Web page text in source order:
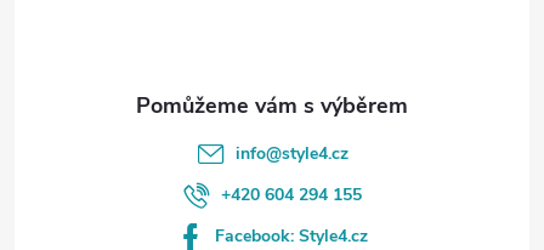
info@style4.cz
+420 604 294 155
Facebook: Style4.cz